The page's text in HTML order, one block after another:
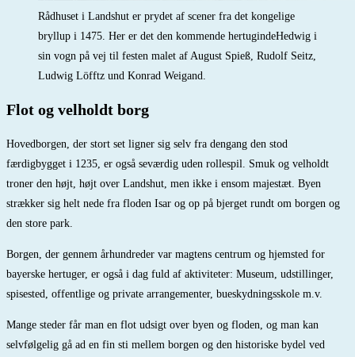
Rådhuset i Landshut er prydet af scener fra det kongelige
bryllup i 1475. Her er det den kommende hertugindeHedwig i
sin vogn på vej til festen malet af August Spieß, Rudolf Seitz,
Ludwig Löfftz und Konrad Weigand.
Flot og velholdt borg
Hovedborgen, der stort set ligner sig selv fra dengang den stod
færdigbygget i 1235, er også seværdig uden rollespil. Smuk og velholdt
troner den højt, højt over Landshut, men ikke i ensom majestæt. Byen
strækker sig helt nede fra floden Isar og op på bjerget rundt om borgen og
den store park.
Borgen, der gennem århundreder var magtens centrum og hjemsted for
bayerske hertuger, er også i dag fuld af aktiviteter: Museum, udstillinger,
spisested, offentlige og private arrangementer, bueskydningsskole m.v.
Mange steder får man en flot udsigt over byen og floden, og man kan
selvfølgelig gå ad en fin sti mellem borgen og den historiske bydel ved